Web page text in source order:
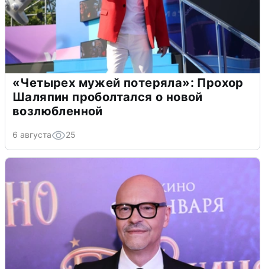
«Четырех мужей потеряла»: Прохор
Шаляпин проболтался о новой
возлюбленной
6 августа 25